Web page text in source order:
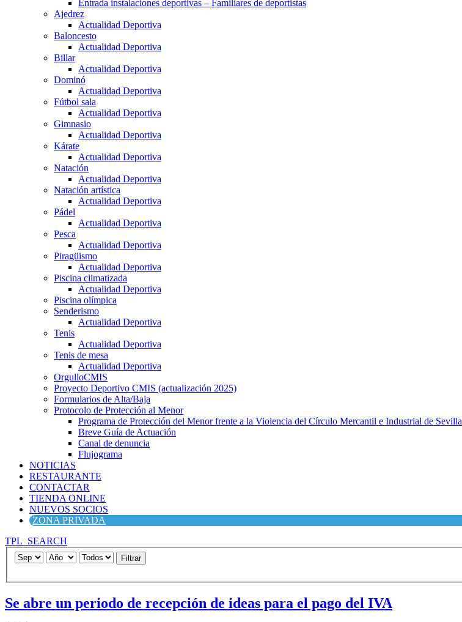
Entrada instalaciones deportivas – Familiares de deportistas
Ajedrez
Actualidad Deportiva
Baloncesto
Actualidad Deportiva
Billar
Actualidad Deportiva
Dominó
Actualidad Deportiva
Fútbol sala
Actualidad Deportiva
Gimnasio
Actualidad Deportiva
Kárate
Actualidad Deportiva
Natación
Actualidad Deportiva
Natación artística
Actualidad Deportiva
Pádel
Actualidad Deportiva
Pesca
Actualidad Deportiva
Piragüismo
Actualidad Deportiva
Piscina climatizada
Actualidad Deportiva
Piscina olímpica
Senderismo
Actualidad Deportiva
Tenis
Actualidad Deportiva
Tenis de mesa
Actualidad Deportiva
OrgulloCMIS
Proyecto Deportivo CMIS (actualización 2025)
Formularios de Alta/Baja
Protocolo de Protección al Menor
Programa de Protección del Menor frente a la Violencia del Círculo Mercantil e Industrial de Sevilla
Breve Guía de Actuación
Canal de denuncia
Flujograma
NOTICIAS
RESTAURANTE
CONTACTAR
TIENDA ONLINE
NUEVOS SOCIOS
ZONA PRIVADA
TPL_SEARCH
Filtrar
Se abre un periodo de recepción de ideas para el pago del IVA